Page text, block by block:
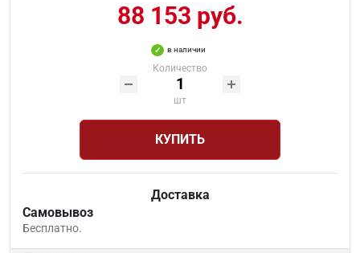
88 153 руб.
в наличии
Количество
шт
КУПИТЬ
Доставка
Самовывоз
Бесплатно.